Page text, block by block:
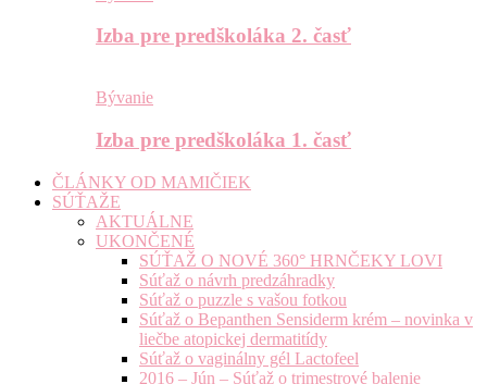
Izba pre predškoláka 2. časť
Bývanie
Izba pre predškoláka 1. časť
ČLÁNKY OD MAMIČIEK
SÚŤAŽE
AKTUÁLNE
UKONČENÉ
SÚŤAŽ O NOVÉ 360° HRNČEKY LOVI
Súťaž o návrh predzáhradky
Súťaž o puzzle s vašou fotkou
Súťaž o Bepanthen Sensiderm krém – novinka v
liečbe atopickej dermatitídy
Súťaž o vaginálny gél Lactofeel
2016 – Jún – Súťaž o trimestrové balenie